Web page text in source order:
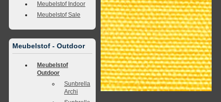
Meubelstof Indoor
Meubelstof Sale
Meubelstof - Outdoor
Meubelstof
Outdoor
Sunbrella
Archi